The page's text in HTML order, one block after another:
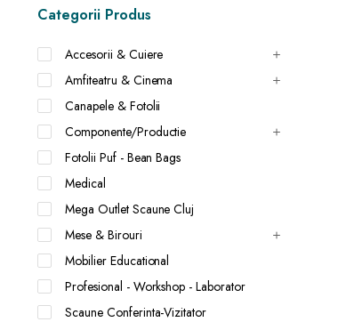
Categorii Produs
Accesorii & Cuiere
Amfiteatru & Cinema
Canapele & Fotolii
Componente/Productie
Fotolii Puf - Bean Bags
Medical
Mega Outlet Scaune Cluj
Mese & Birouri
Mobilier Educational
Profesional - Workshop - Laborator
Scaune Conferinta-Vizitator